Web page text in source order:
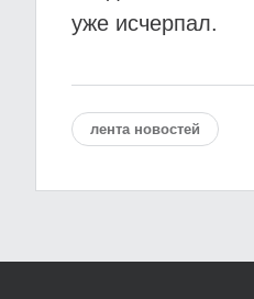
уже исчерпал.
лента новостей